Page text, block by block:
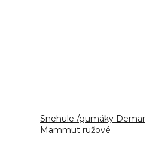
Snehule /gumáky Demar
Mammut ružové